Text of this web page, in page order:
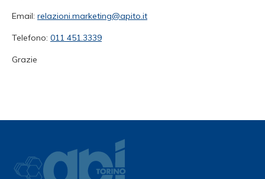
Email: relazioni.marketing@apito.it
Telefono: 011 451.3339
Grazie